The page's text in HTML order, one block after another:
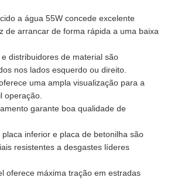
a água 55W concede excelente
de arrancar de forma rápida a uma baixa
distribuidores de material são
nos lados esquerdo ou direito.
uma ampla visualização para a
operação.
garante boa qualidade de
inferior e placa de betonilha são
resistentes a desgastes líderes
oferece máxima tração em estradas